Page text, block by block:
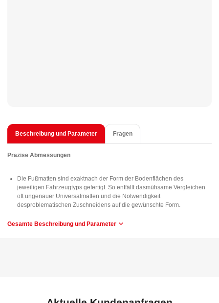
Beschreibung und Parameter Fragen
Präzise Abmessungen
Die Fußmatten sind exaktnach der Form der Bodenflächen des
jeweiligen Fahrzeugtyps gefertigt. So entfällt dasmühsame Vergleichen
oft ungenauer Universalmatten und die Notwendigkeit
desproblematischen Zuschneidens auf die gewünschte Form.
Verwendung
sodass sie sich beimBiegen (z. B. bei der Lagerung) wieder in ihre
Gesamte Beschreibung und Parameter